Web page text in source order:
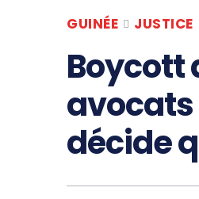
GUINÉE JUSTICE
Boycott
avocats
décide